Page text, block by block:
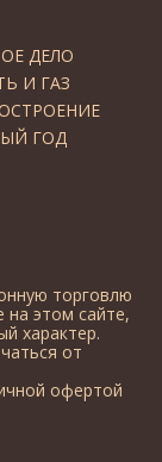
ДЕЛО
И ГАЗ
ГОД
торговлю
этом сайте,
характер.
от
офертой